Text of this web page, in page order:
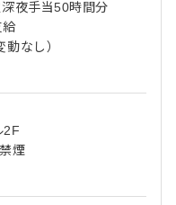
夜手当50時間分
なし）
2F
煙